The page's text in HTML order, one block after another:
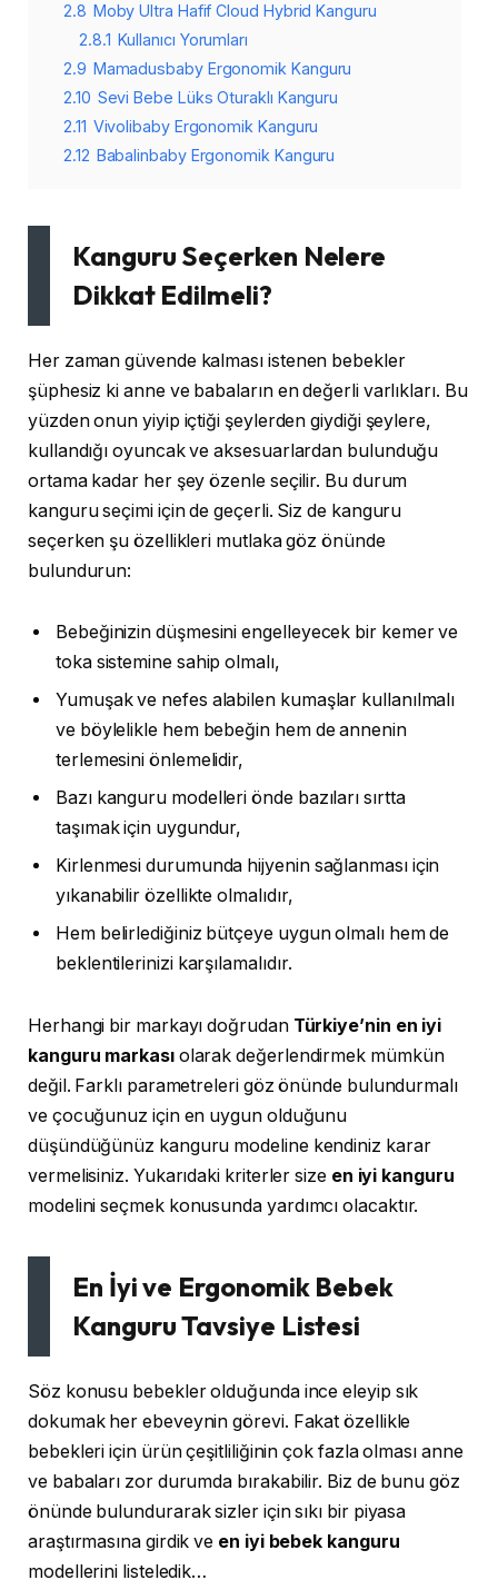
2.8 Moby Ultra Hafif Cloud Hybrid Kanguru
2.8.1 Kullanıcı Yorumları
2.9 Mamadusbaby Ergonomik Kanguru
2.10 Sevi Bebe Lüks Oturaklı Kanguru
2.11 Vivolibaby Ergonomik Kanguru
2.12 Babalinbaby Ergonomik Kanguru
Kanguru Seçerken Nelere
Dikkat Edilmeli?
Her zaman güvende kalması istenen bebekler
şüphesiz ki anne ve babaların en değerli varlıkları. Bu
yüzden onun yiyip içtiği şeylerden giydiği şeylere,
kullandığı oyuncak ve aksesuarlardan bulunduğu
ortama kadar her şey özenle seçilir. Bu durum
kanguru seçimi için de geçerli. Siz de kanguru
seçerken şu özellikleri mutlaka göz önünde
bulundurun:
Bebeğinizin düşmesini engelleyecek bir kemer ve
toka sistemine sahip olmalı,
Yumuşak ve nefes alabilen kumaşlar kullanılmalı
ve böylelikle hem bebeğin hem de annenin
terlemesini önlemelidir,
Bazı kanguru modelleri önde bazıları sırtta
taşımak için uygundur,
Kirlenmesi durumunda hijyenin sağlanması için
yıkanabilir özellikte olmalıdır,
Hem belirlediğiniz bütçeye uygun olmalı hem de
beklentilerinizi karşılamalıdır.
Herhangi bir markayı doğrudan Türkiye’nin en iyi
kanguru markası olarak değerlendirmek mümkün
değil. Farklı parametreleri göz önünde bulundurmalı
ve çocuğunuz için en uygun olduğunu
düşündüğünüz kanguru modeline kendiniz karar
vermelisiniz. Yukarıdaki kriterler size en iyi kanguru
modelini seçmek konusunda yardımcı olacaktır.
En İyi ve Ergonomik Bebek
Kanguru Tavsiye Listesi
Söz konusu bebekler olduğunda ince eleyip sık
dokumak her ebeveynin görevi. Fakat özellikle
bebekleri için ürün çeşitliliğinin çok fazla olması anne
ve babaları zor durumda bırakabilir. Biz de bunu göz
önünde bulundurarak sizler için sıkı bir piyasa
araştırmasına girdik ve en iyi bebek kanguru
modellerini listeledik…